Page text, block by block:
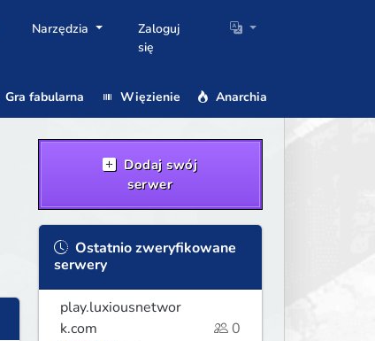
Narzędzia
Zaloguj
się
Gra fabularna Więzienie Anarchia
Dodaj swój
serwer
Ostatnio zweryfikowane
serwery
play.luxiousnetwor
k.com
0